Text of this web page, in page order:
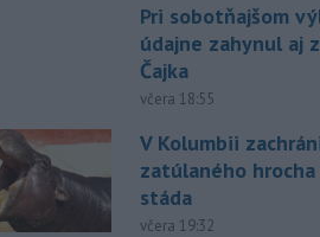
Pri sobotňajšom
údajne zahynul aj
Čajka
včera 18:55
V Kolumbii
zatúlaného hrocha
stáda
včera 19:32